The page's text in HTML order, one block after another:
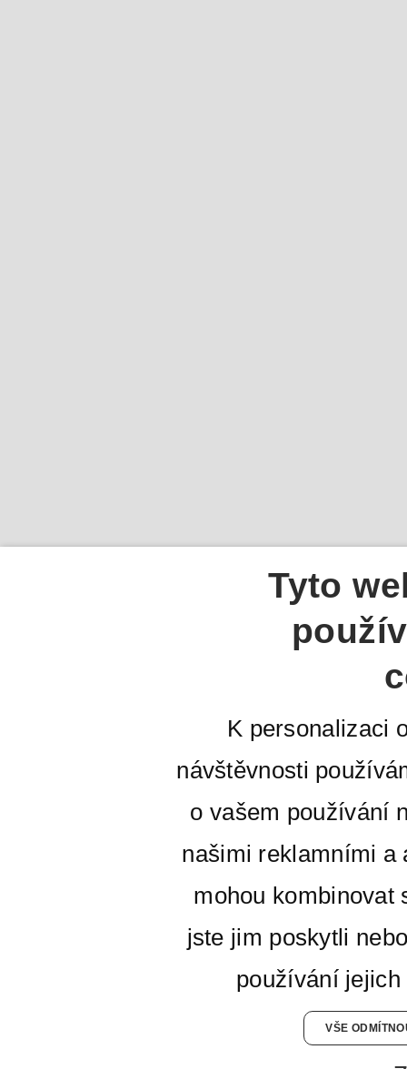
Tyto
K personalizaci
návštěvnosti
o vašem používání
našimi reklamními a
mohou kombinovat
jste jim poskytli
používání
VŠE